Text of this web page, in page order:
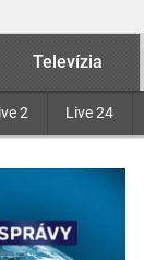
Televízia
2 Live 24